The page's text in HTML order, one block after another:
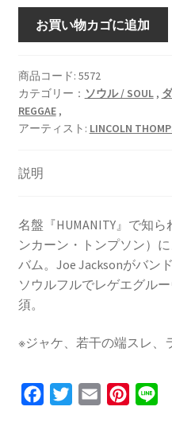
NATURAL
WILD
個
お買い物カゴに追加
商品コード: 5572
カテゴリー： ソウル / SOUL,
REGGAE,
アーティスト: LINCOLN
説明
名盤『HUMANITY』で知
ンカーン・トンプソン）
バム。Joe Jacksonがバン
ソウルフルでレゲエグル
須。
※ジャケ、若干の端スレ、